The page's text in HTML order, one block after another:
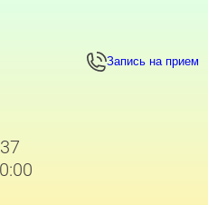
Запись на прием